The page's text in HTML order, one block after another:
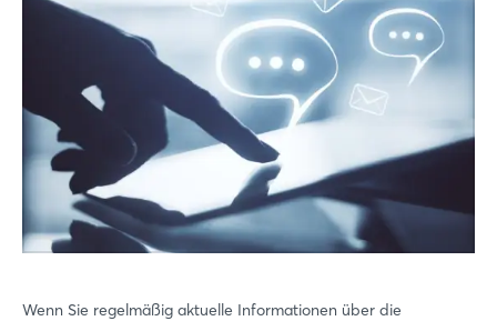
Wenn Sie regelmäßig aktuelle Informationen über die